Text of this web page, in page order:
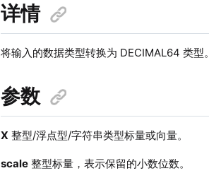
详情
将输入的数据类型转换为 DECIMAL64 类型。
参数
X 整型/浮点型/字符串类型标量或向量。
scale 整型标量，表示保留的小数位数。